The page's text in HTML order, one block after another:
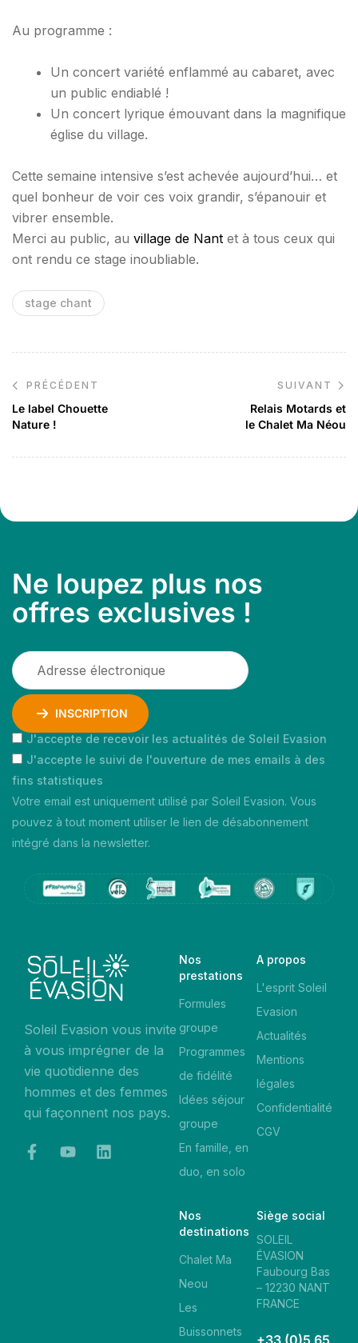
Au programme :
Un concert variété enflammé au cabaret, avec
un public endiablé !
Un concert lyrique émouvant dans la magnifique
église du village.
Cette semaine intensive s’est achevée aujourd’hui… et
quel bonheur de voir ces voix grandir, s’épanouir et
vibrer ensemble.
Merci au public, au village de Nant et à tous ceux qui
ont rendu ce stage inoubliable.
stage chant
PRÉCÉDENT
Le label Chouette
Nature !
SUIVANT
Relais Motards et
le Chalet Ma Néou
Ne loupez plus nos
offres exclusives !
INSCRIPTION
J'accepte de recevoir les actualités de Soleil Evasion
J'accepte le suivi de l'ouverture de mes emails à des
fins statistiques
Votre email est uniquement utilisé par Soleil Evasion. Vous
pouvez à tout moment utiliser le lien de désabonnement
intégré dans la newsletter.
Soleil Evasion vous invite
à vous imprégner de la
vie quotidienne des
hommes et des femmes
qui façonnent nos pays.
Nos
prestations
Formules
groupe
Programmes
de fidélité
Idées séjour
groupe
En famille, en
duo, en solo
A propos
L'esprit Soleil
Evasion
Actualités
Mentions
légales
Confidentialité
CGV
Nos
destinations
Chalet Ma
Neou
Les
Buissonnets
Siège social
SOLEIL
ÉVASION
Faubourg Bas
– 12230 NANT
FRANCE